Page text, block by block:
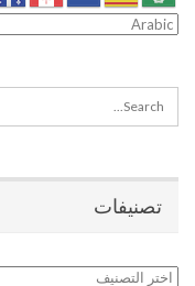
تصنيفات
تصنيفات